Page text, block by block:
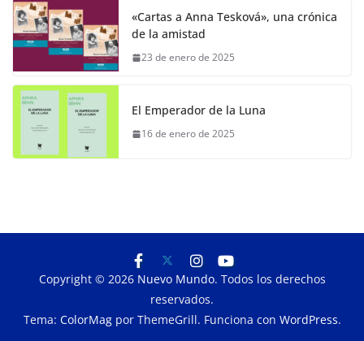
«Cartas a Anna Tesková», una crónica
de la amistad
23 de enero de 2025
El Emperador de la Luna
16 de enero de 2025
Copyright © 2026 Nuevo Mundo. Todos los derechos
reservados.
Tema: ColorMagpor ThemeGrill. Funciona con WordPress.